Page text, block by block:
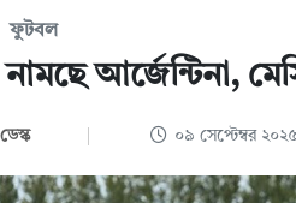
ফুটবল
আর্জেন্টিনা,
০৯ সেপ্টেম্বর